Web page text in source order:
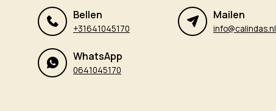
Bellen
+31641045170
Mailen
info@calindas.nl
WhatsApp
0641045170